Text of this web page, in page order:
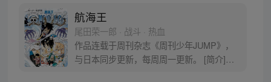
航海王
尾田荣一郎 · 战斗 · 热血
作品连载于周刊杂志《周刊少年JUMP》，
与日本同步更新，每周周一更新。 [简介]有